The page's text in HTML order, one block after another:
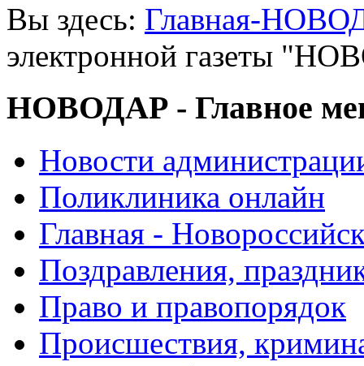
Вы здесь: Главная-
электронной газеты
НОВОДАР - Главное
Новости
Поликлиника онлайн
Главная -
Поздравления,
Право и правопорядок
Происшествия,